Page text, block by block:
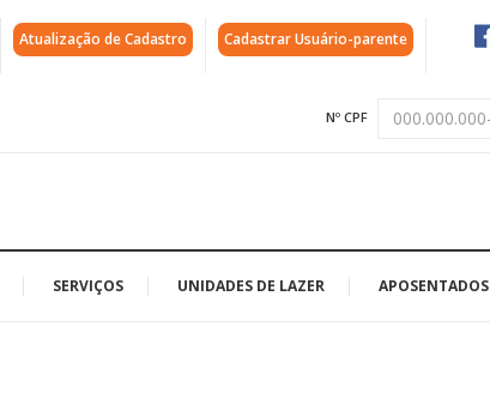
Atualização de Cadastro Cadastrar Usuário-parente
Nº CPF
SERVIÇOS UNIDADES DE LAZER APOSENTADOS